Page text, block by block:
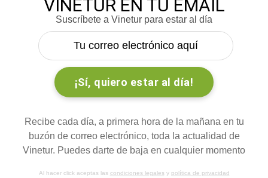
VINETUR EN TU EMAIL
Suscríbete a Vinetur para estar al día
Recibe cada día, a primera hora de la mañana en tu
buzón de correo electrónico, toda la actualidad de
Vinetur. Puedes darte de baja en cualquier momento
Al hacer click aceptas las condiciones legalesy política de privacidad